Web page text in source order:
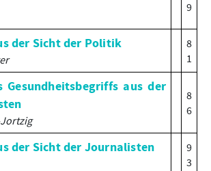
9
der Sicht der Politik
8
1
Gesundheitsbegriffs aus der
8
6
der Sicht der Journalisten
9
3